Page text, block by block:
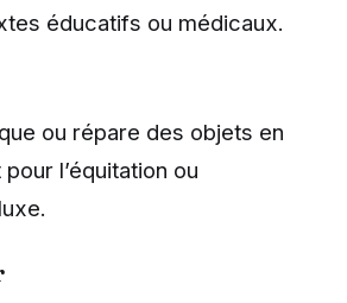
éducatifs ou médicaux.
ou répare des objets en
l’équitation ou